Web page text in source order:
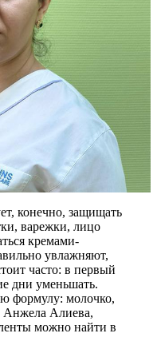
конечно, защищать
варежки, лицо
кремами-
увлажняют,
часто: в первый
дни уменьшать.
формулу: молочко,
Анжела Алиева,
можно найти в